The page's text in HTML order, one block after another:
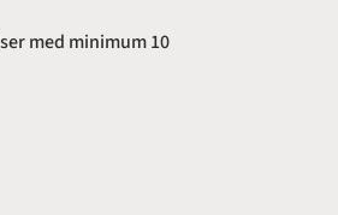
med minimum 10